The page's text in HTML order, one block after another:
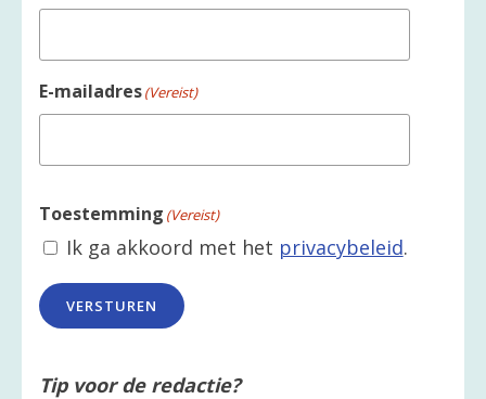
E-mailadres(Vereist)
Toestemming (Vereist)
Ik ga akkoord met het privacybeleid.
VERSTUREN
Tip voor de redactie?